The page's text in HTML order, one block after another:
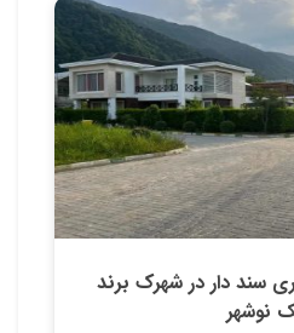
زمين ٣٥٠ متري سند دار در شهرك برند
نوشهر